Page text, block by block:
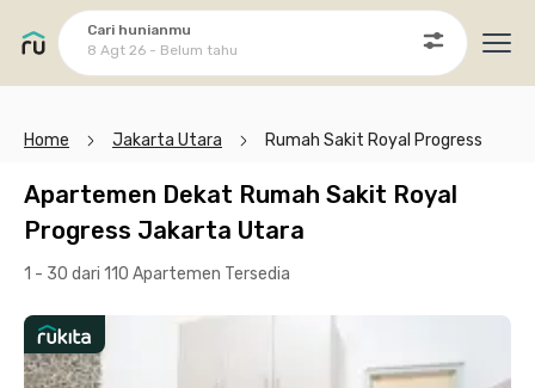
Cari hunianmu
8 Agt 26 - Belum tahu
Home Jakarta Utara Rumah Sakit Royal Progress
Apartemen Dekat Rumah Sakit Royal
Progress Jakarta Utara
1 - 30 dari 110 Apartemen Tersedia